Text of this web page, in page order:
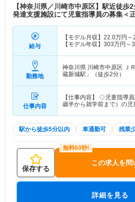
【神奈川県／川崎市中原区】駅近徒歩
発達支援施設にて児童指導員の募集＜
給与
【モデル月収】 22.0万円～
【モデル年収】 303万円～
勤務地
神奈川県 川崎市中原区 Ｊ
蔵新城駅」（徒歩2分）
仕事内容
【仕事内容】 ◇児童指導
歳半から就学前まで）の
駅から徒歩5分以内 車通勤可 残業
保存する
この求人を問
詳細を見る